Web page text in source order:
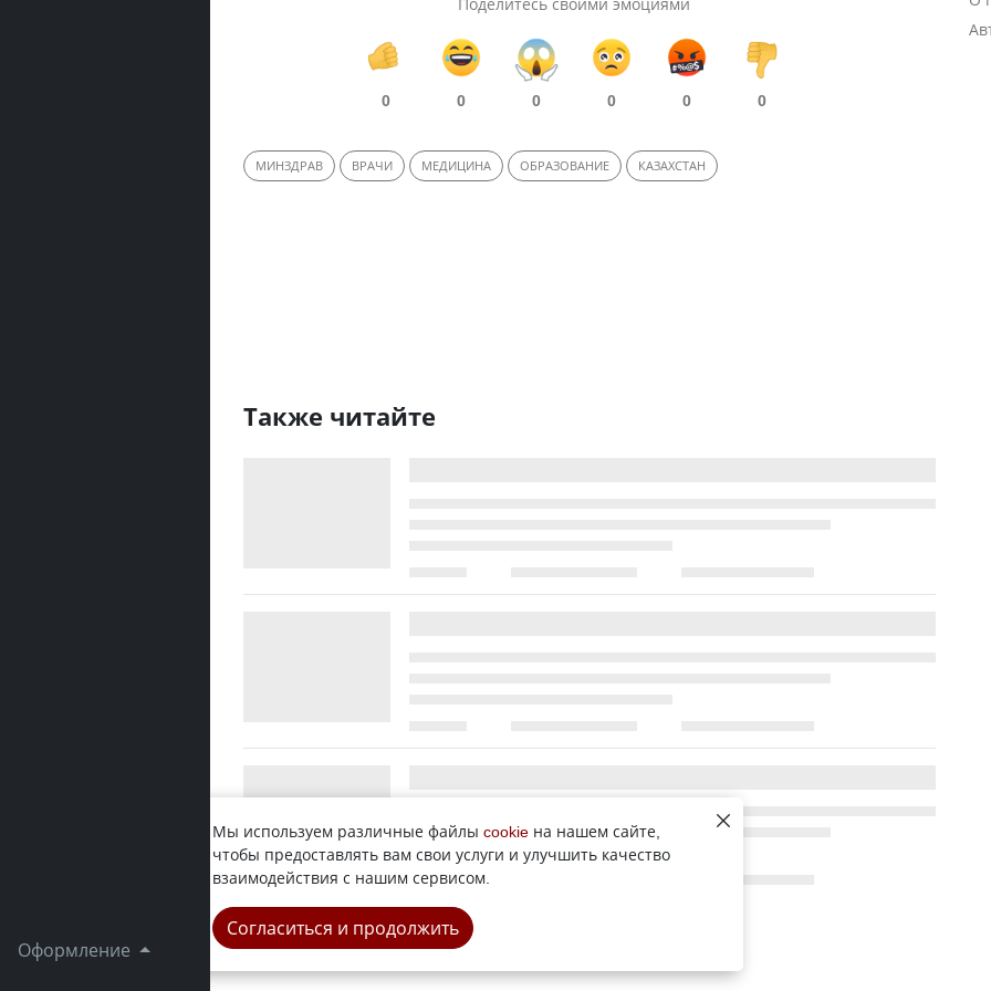
Оформление
0 0 0 0 0 0
МИНЗДРАВ ВРАЧИ МЕДИЦИНА ОБРАЗОВАНИЕ КАЗАХСТАН
Также читайте
Мы используем различные файлы cookie на нашем сайте,
чтобы предоставлять вам свои услуги и улучшить качество
взаимодействия с нашим сервисом.
Согласиться и продолжить